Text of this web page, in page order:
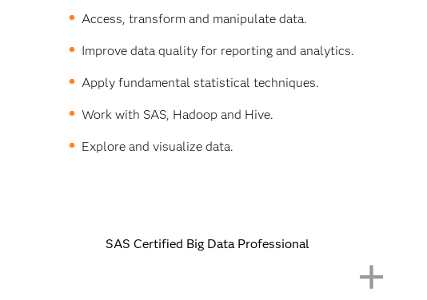
Access, transform and manipulate data.
Improve data quality for reporting and analytics.
Apply fundamental statistical techniques.
Work with SAS, Hadoop and Hive.
Explore and visualize data.
SAS Certified Big Data Professional